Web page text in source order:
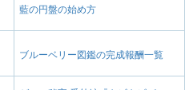
藍の円盤の始め方
ブルーベリー図鑑の完成報酬一覧